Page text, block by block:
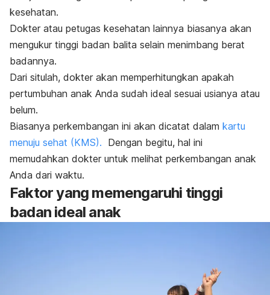
kesehatan.
Dokter atau petugas kesehatan lainnya biasanya akan
mengukur tinggi badan balita selain menimbang berat
badannya.
Dari situlah, dokter akan memperhitungkan apakah
pertumbuhan anak Anda sudah ideal sesuai usianya atau
belum.
Biasanya perkembangan ini akan dicatat dalam kartu
menuju sehat (KMS). Dengan begitu, hal ini
memudahkan dokter untuk melihat perkembangan anak
Anda dari waktu.
Faktor yang memengaruhi tinggi
badan ideal anak